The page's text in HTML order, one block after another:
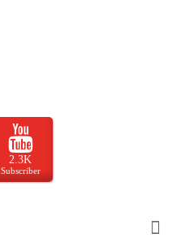
2.3K
Subscriber